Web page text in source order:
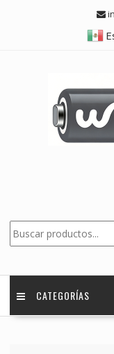
CATEGORÍAS